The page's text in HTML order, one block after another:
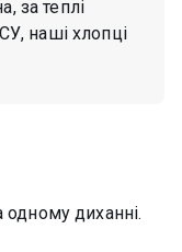
за теплі
наші хлопці
диханні.